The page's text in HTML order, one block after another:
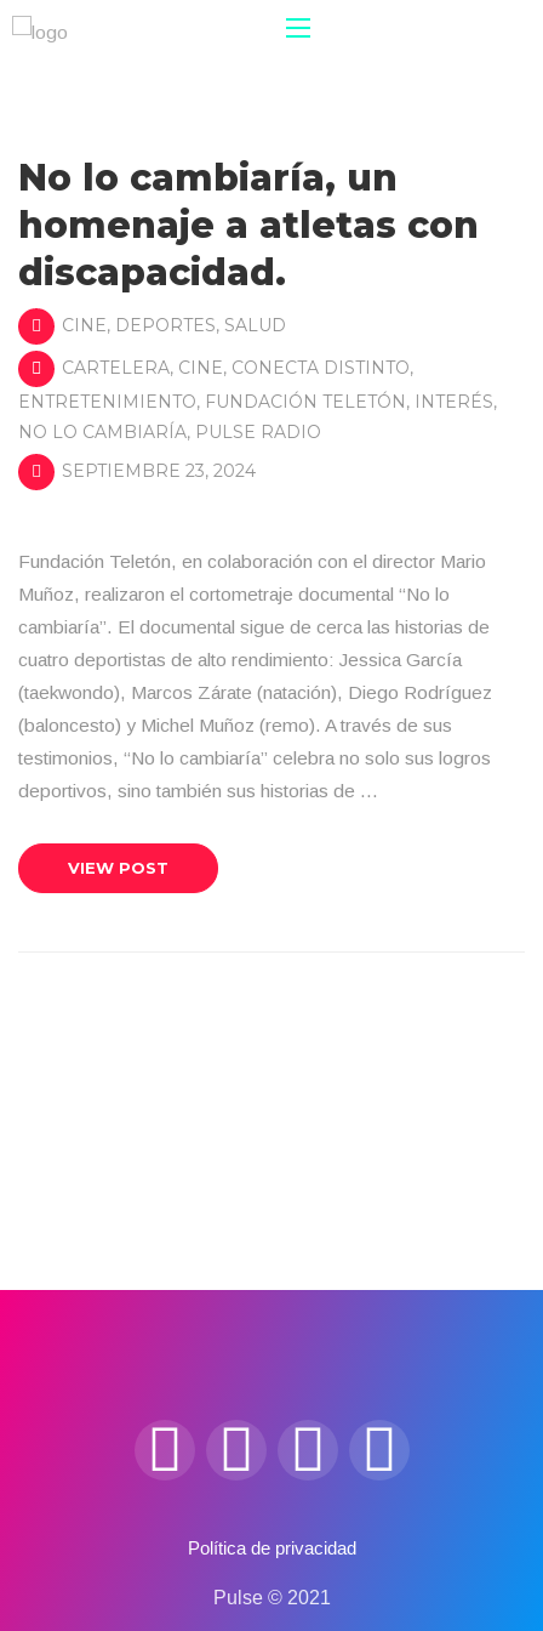
No lo cambiaría, un
homenaje a atletas con
discapacidad.
CINE, DEPORTES, SALUD
CARTELERA, CINE, CONECTA DISTINTO,
ENTRETENIMIENTO, FUNDACIÓN TELETÓN, INTERÉS,
NO LO CAMBIARÍA, PULSE RADIO
SEPTIEMBRE 23, 2024
Fundación Teletón, en colaboración con el director Mario
Muñoz, realizaron el cortometraje documental “No lo
cambiaría”. El documental sigue de cerca las historias de
cuatro deportistas de alto rendimiento: Jessica García
(taekwondo), Marcos Zárate (natación), Diego Rodríguez
(baloncesto) y Michel Muñoz (remo). A través de sus
testimonios, “No lo cambiaría” celebra no solo sus logros
deportivos, sino también sus historias de …
VIEW POST
Política de privacidad
Pulse © 2021